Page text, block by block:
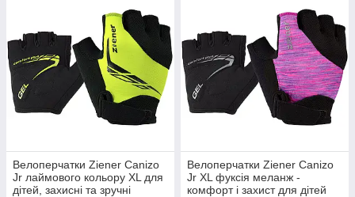
Велоперчатки Ziener Canizo
Jr лаймового кольору XL для
дітей, захисні та зручні
Велоперчатки Ziener Canizo
Jr XL фуксія меланж -
комфорт і захист для дітей